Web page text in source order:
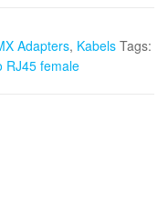
Adapters, Kabels Tags:
RJ45 female